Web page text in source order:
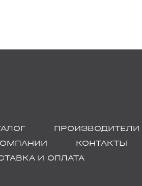
ПРОИЗВОДИТЕЛИ
КОНТАКТЫ
И ОПЛАТА